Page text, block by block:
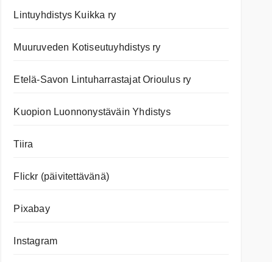
Lintuyhdistys Kuikka ry
Muuruveden Kotiseutuyhdistys ry
Etelä-Savon Lintuharrastajat Orioulus ry
Kuopion Luonnonystäväin Yhdistys
Tiira
Flickr (päivitettävänä)
Pixabay
Instagram